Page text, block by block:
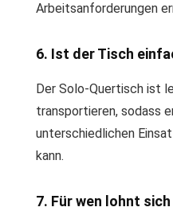
Arbeitsanforderungen
6. Ist der Tisch
Der Solo-Quertisch ist
transportieren, sodass
unterschiedlichen
kann.
7. Für wen lohnt